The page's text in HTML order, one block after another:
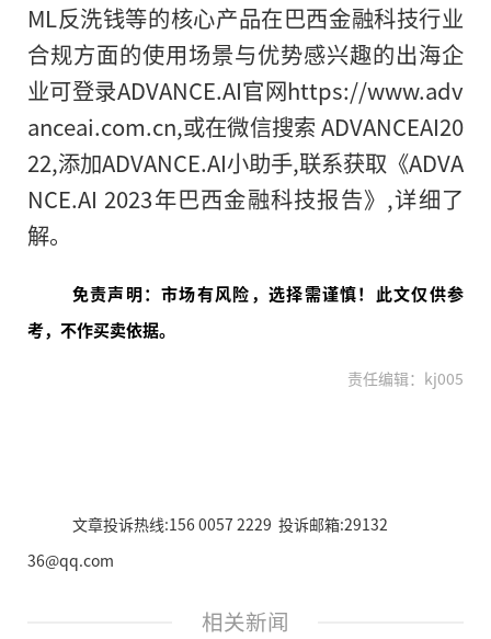
ML反洗钱等的核心产品在巴西金融科技行业
合规方面的使用场景与优势感兴趣的出海企
业可登录ADVANCE.AI官网https://www.adv
anceai.com.cn,或在微信搜索 ADVANCEAI20
22,添加ADVANCE.AI小助手,联系获取《ADVA
NCE.AI 2023年巴西金融科技报告》,详细了
解。
免责声明：市场有风险，选择需谨慎！此文仅供参
考，不作买卖依据。
责任编辑：kj005
文章投诉热线:156 0057 2229 投诉邮箱:29132
36@qq.com
相关新闻